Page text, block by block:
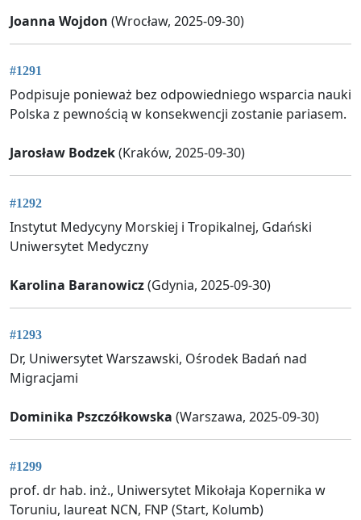
Joanna Wojdon (Wrocław, 2025-09-30)
#1291
Podpisuje ponieważ bez odpowiedniego wsparcia nauki
Polska z pewnością w konsekwencji zostanie pariasem.
Jarosław Bodzek(Kraków, 2025-09-30)
#1292
Instytut Medycyny Morskiej i Tropikalnej, Gdański
Uniwersytet Medyczny
Karolina Baranowicz(Gdynia, 2025-09-30)
#1293
Dr, Uniwersytet Warszawski, Ośrodek Badań nad
Migracjami
Dominika Pszczółkowska (Warszawa, 2025-09-30)
#1299
prof. dr hab. inż., Uniwersytet Mikołaja Kopernika w
Toruniu, laureat NCN, FNP (Start, Kolumb)